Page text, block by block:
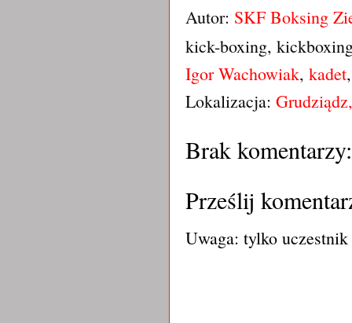
Autor: SKF Boksing
kick-boxing,
Igor Wachowiak, kadet
Lokalizacja:
Brak komentarzy:
Prześlij
Uwaga: tylko uczestnik